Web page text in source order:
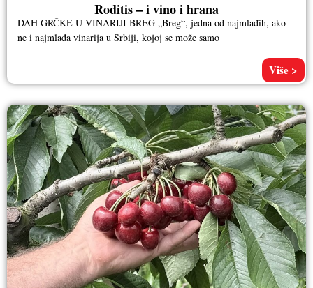
Roditis – i vino i hrana
DAH GRČKE U VINARIJI BREG „Breg“, jedna od najmlađih, ako
ne i najmlađa vinarija u Srbiji, kojoj se može samo
Više >